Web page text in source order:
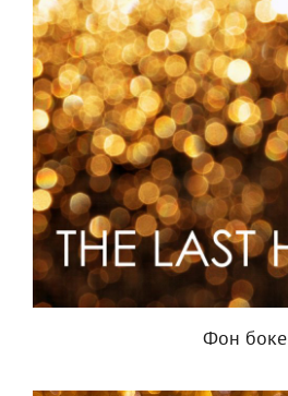
Фон боке